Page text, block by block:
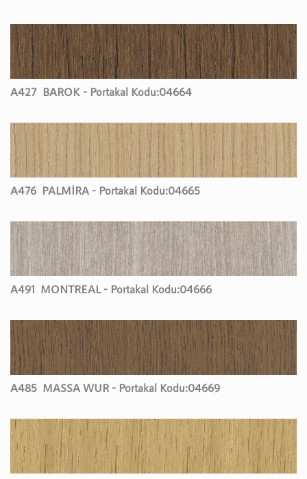
A427 BAROK - Portakal Kodu:04664
A476 PALMİRA - Portakal Kodu:04665
A491 MONTREAL - Portakal Kodu:04666
A485 MASSA WUR - Portakal Kodu:04669